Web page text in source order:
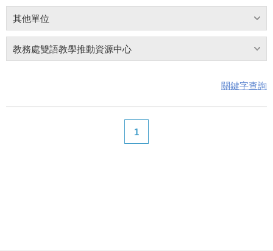
其他單位
教務處雙語教學推動資源中心
關鍵字查詢
1